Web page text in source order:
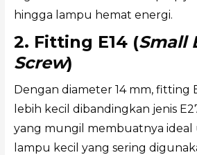
hingga lampu hemat energi.
2. Fitting E14 (Small
Screw)
Dengan diameter 14 mm, fitting
lebih kecil dibandingkan jenis
yang mungil membuatnya
lampu kecil yang sering